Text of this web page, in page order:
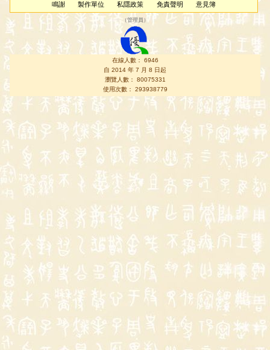
鳴謝
製作單位 私隱政策 免責聲明 意見簿
（管理員 ）
在線人數： 6946
自 2014 年 7 月 8 日起
瀏覽人數： 80075331
使用次數： 293938779